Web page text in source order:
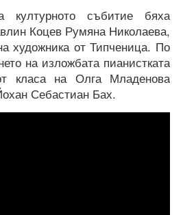
културното събитие бяха
Коцев Румяна Николаева,
художника от Типченица. По
на изложбата пианистката
класа на Олга Младенова
Себастиан Бах.